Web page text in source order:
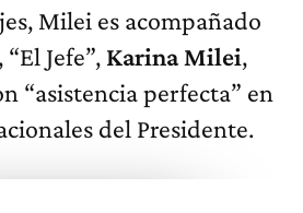
Milei es acompañado
Jefe”, Karina Milei,
“asistencia perfecta” en
del Presidente.